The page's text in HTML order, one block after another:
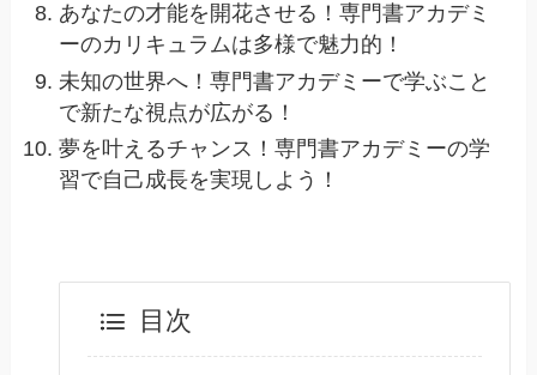
あなたの才能を開花させる！専門書アカデミ
ーのカリキュラムは多様で魅力的！
未知の世界へ！専門書アカデミーで学ぶこと
で新たな視点が広がる！
夢を叶えるチャンス！専門書アカデミーの学
習で自己成長を実現しよう！
目次